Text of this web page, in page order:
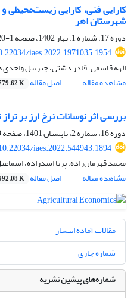
کارایی فنی، کارایی زیست‌محیطی
شهرستان اهر
دوره 17، شماره 1، بهار 1402، صفحه
1-20
iaes.2022.1971035.1954
الهه قاسمی، قادر دشتی، جبرییل واحدی
مشاهده مقاله
اصل مقاله K
بررسی اثر نوسانات نرخ ارز بر
دوره 16، شماره 2، تابستان 1401، صفحه
iaes.2022.544943.1894
محمد قهرمان‌زاده، پریا اسدزاده،
مشاهده مقاله
اصل مقاله K
مقالات آماده انتشار
شماره جاری
شماره‌های پیشین نشریه